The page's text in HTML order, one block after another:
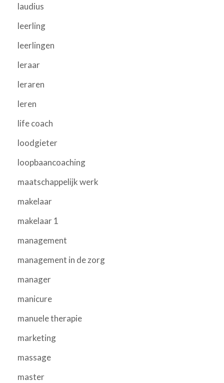
laudius
leerling
leerlingen
leraar
leraren
leren
life coach
loodgieter
loopbaancoaching
maatschappelijk werk
makelaar
makelaar 1
management
management in de zorg
manager
manicure
manuele therapie
marketing
massage
master